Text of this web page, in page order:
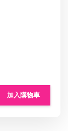
加入購物車